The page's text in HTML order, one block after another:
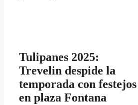
Tulipanes 2025:
Trevelin despide la
temporada con festejos
en plaza Fontana